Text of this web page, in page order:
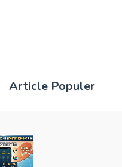
Article Populer